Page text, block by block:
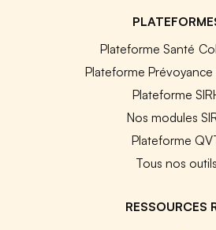
Plateforme Santé
Plateforme
Plateforme
Nos modules
Plateforme
Tous nos outils
RESSOURCES